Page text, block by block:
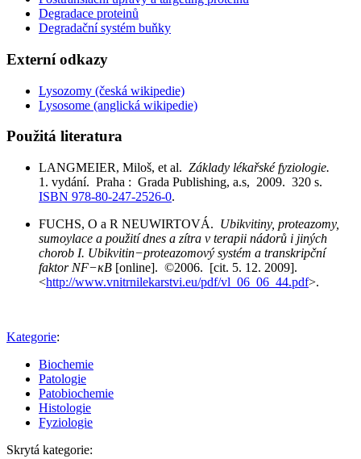
Degradace proteinů
Degradační systém buňky
Externí odkazy
Lysozomy (česká wikipedie)
Lysosome (anglická wikipedie)
Použitá literatura
LANGMEIER, Miloš, et al. Základy lékařské fyziologie.
1. vydání. Praha : Grada Publishing, a.s, 2009. 320 s.
ISBN 978-80-247-2526-0.
FUCHS, O a R NEUWIRTOVÁ. Ubikvitiny, proteazomy,
sumoylace a použití dnes a zítra v terapii nádorů i jiných
chorob I. Ubikvitin−proteazomový systém a transkripční
faktor NF−κB [online]. ©2006. [cit. 5. 12. 2009].
<http://www.vnitrnilekarstvi.eu/pdf/vl_06_06_44.pdf>.
Kategorie:
Biochemie
Patologie
Patobiochemie
Histologie
Fyziologie
Skrytá kategorie: